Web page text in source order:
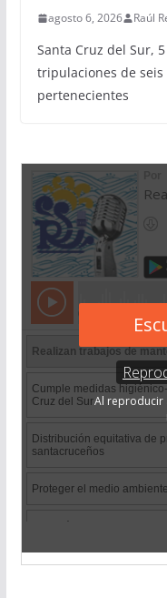
agosto 6, 2026 Raúl
Santa Cruz del Sur,
tripulaciones de
pertenecientes